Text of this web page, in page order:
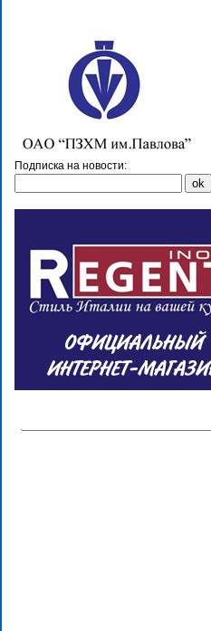
Подписка на новости: